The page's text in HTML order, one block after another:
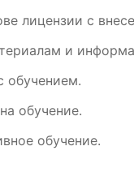
лицензии с
и
обучением.
обучение.
обучение.